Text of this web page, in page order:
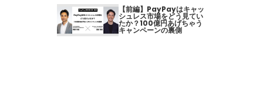
【前編】PayPayはキャッ
シュレス市場をどう見てい
たか？100億円あげちゃう
キャンペーンの裏側